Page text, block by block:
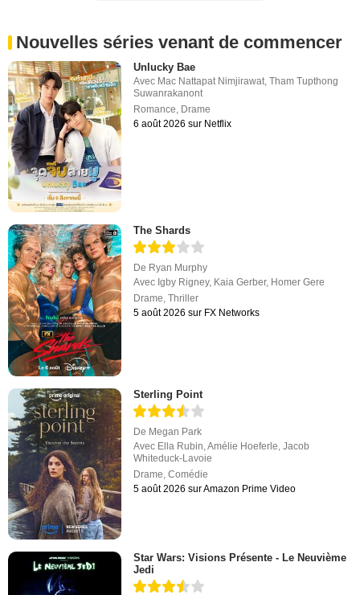
Nouvelles séries venant de commencer
Unlucky Bae
Avec Mac Nattapat Nimjirawat,Tham Tupthong
Suwanrakanont
Romance, Drame
6 août 2026 sur Netflix
The Shards
De Ryan Murphy
Avec Igby Rigney, Kaia Gerber, Homer Gere
Drame,Thriller
5 août 2026 sur FX Networks
Sterling Point
De Megan Park
Avec Ella Rubin ,Amélie Hoeferle ,Jacob
Whiteduck-Lavoie
Drame ,Comédie
5 août 2026 sur Amazon Prime Video
Star Wars: Visions Présente - Le Neuvième
Jedi